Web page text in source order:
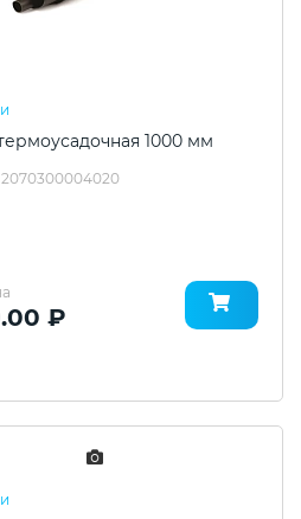
1000 мм
₽